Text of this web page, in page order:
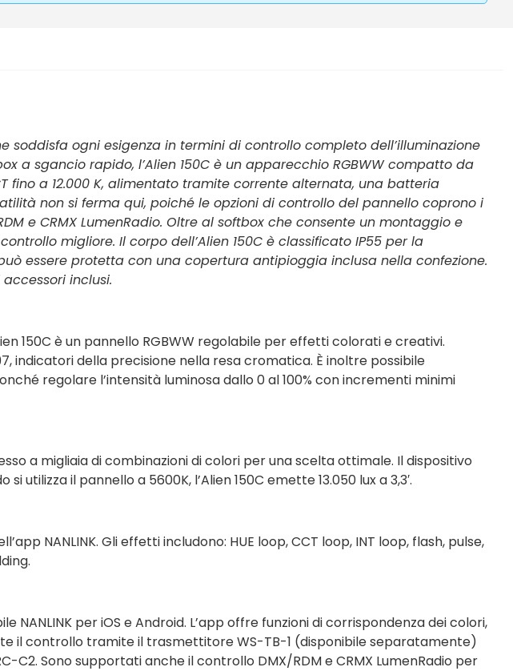
soddisfa ogni esigenza in termini di controllo completo dell’illuminazione
a sgancio rapido, l’Alien 150C è un apparecchio RGBWW compatto da
fino a 12.000 K, alimentato tramite corrente alternata, una batteria
non si ferma qui, poiché le opzioni di controllo del pannello coprono i
e CRMX LumenRadio. Oltre al softbox che consente un montaggio e
migliore. Il corpo dell’Alien 150C è classificato IP55 per la
essere protetta con una copertura antipioggia inclusa nella confezione.
inclusi.
150C è un pannello RGBWW regolabile per effetti colorati e creativi.
indicatori della precisione nella resa cromatica. È inoltre possibile
regolare l’intensità luminosa dallo 0 al 100% con incrementi minimi
a migliaia di combinazioni di colori per una scelta ottimale. Il dispositivo
il pannello a 5600K, l’Alien 150C emette 13.050 lux a 3,3′.
NANLINK. Gli effetti includono: HUE loop, CCT loop, INT loop, flash, pulse,
per iOS e Android. L’app offre funzioni di corrispondenza dei colori,
il controllo tramite il trasmettitore WS-TB-1 (disponibile separatamente)
Sono supportati anche il controllo DMX/RDM e CRMX LumenRadio per